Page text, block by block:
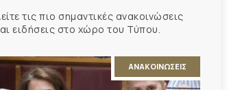
τις πιο σημαντικές ανακοινώσεις
ειδήσεις στο χώρο του Τύπου.
ΑΝΑΚΟΙΝΩΣΕΙΣ